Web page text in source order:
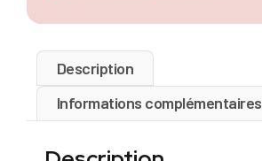
Description
Informations complémentaires